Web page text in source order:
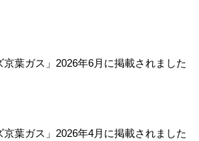
京葉ガス」2026年6月に掲載されました
京葉ガス」2026年4月に掲載されました